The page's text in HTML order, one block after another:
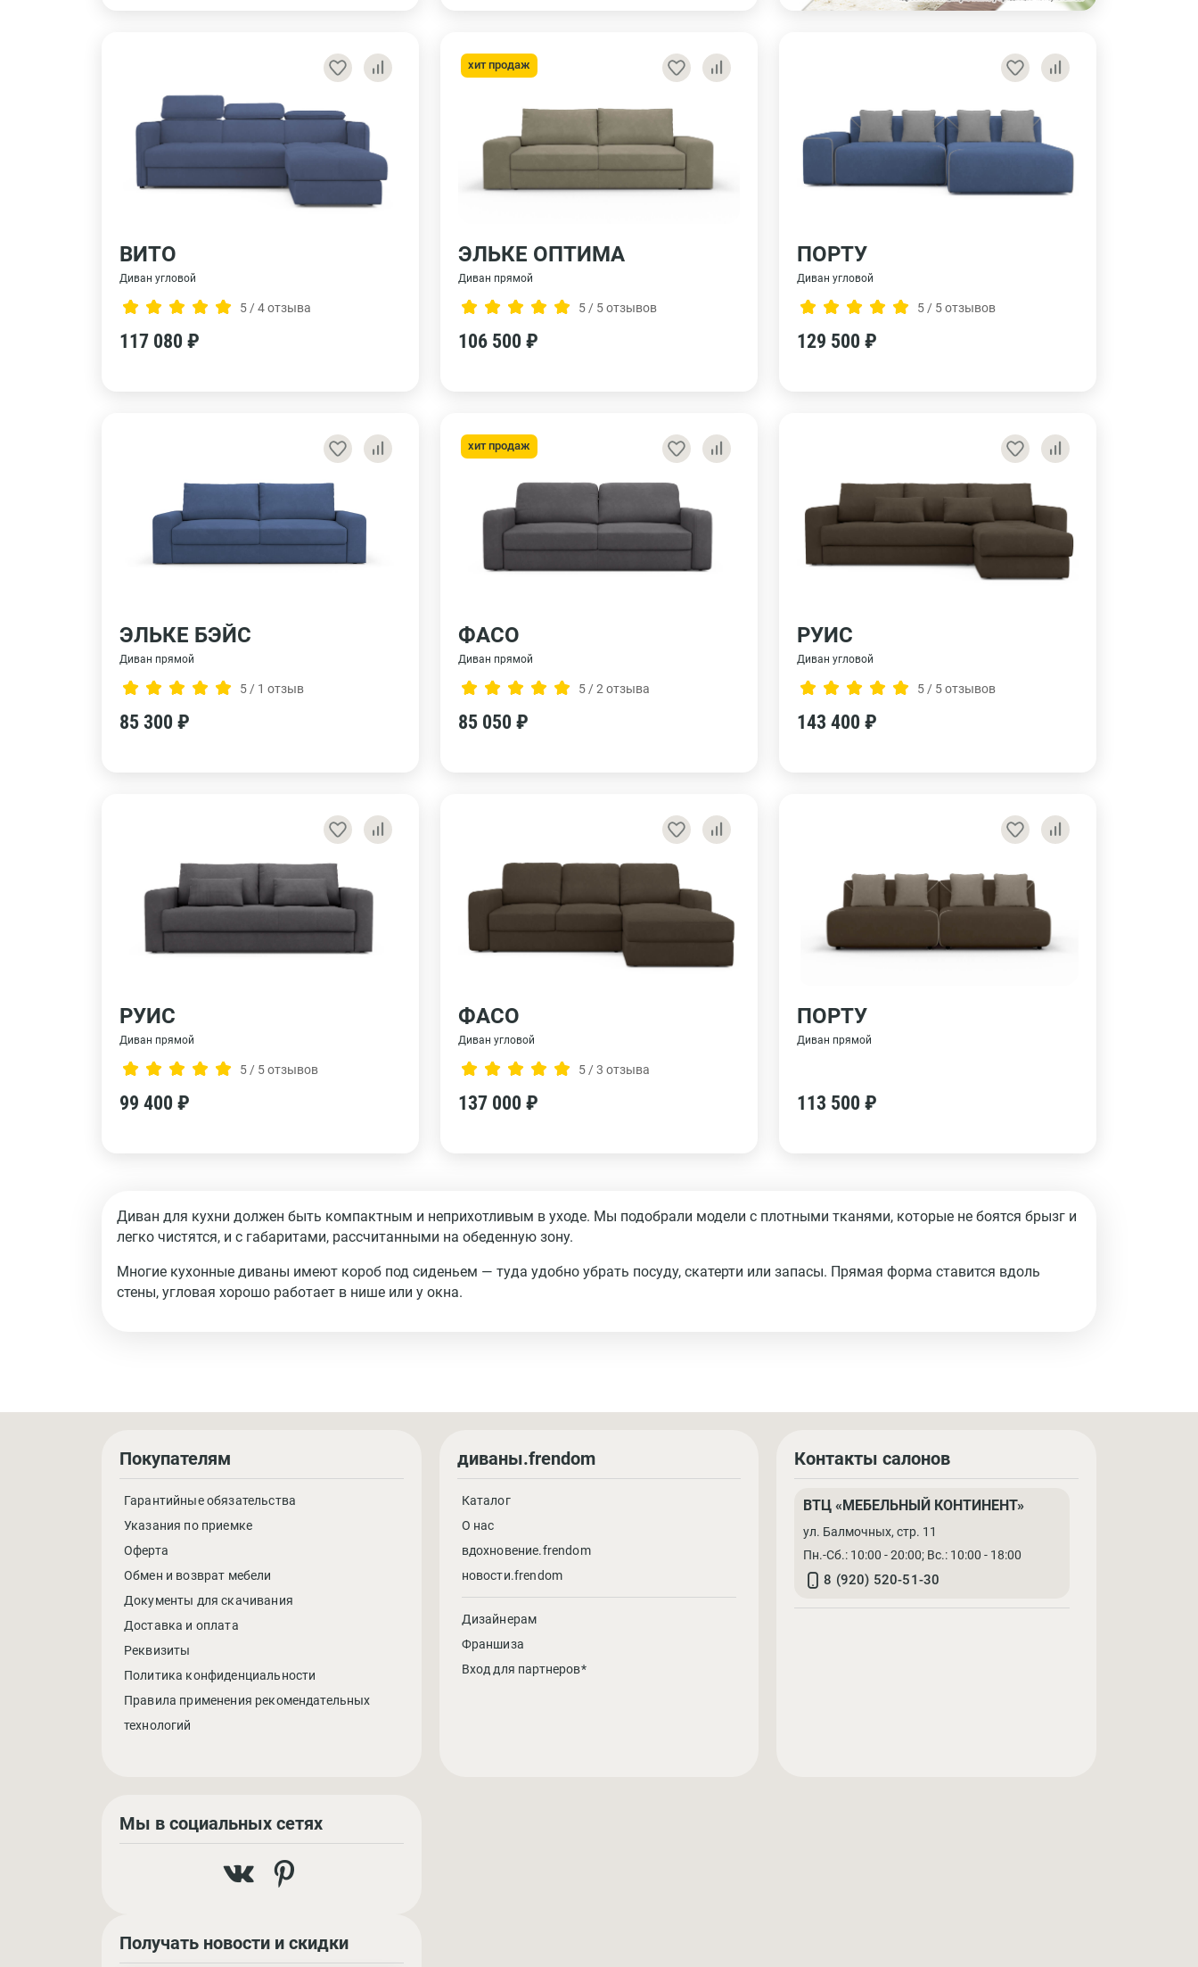
ВИТО
Диван угловой
5 / 4 отзыва
117 080 ₽
хит продаж
ЭЛЬКЕ ОПТИМА
Диван прямой
5 / 5 отзывов
106 500 ₽
ПОРТУ
Диван угловой
5 / 5 отзывов
129 500 ₽
ЭЛЬКЕ БЭЙС
Диван прямой
5 / 1 отзыв
85 300 ₽
хит продаж
ФАСО
Диван прямой
5 / 2 отзыва
85 050 ₽
РУИС
Диван угловой
5 / 5 отзывов
143 400 ₽
РУИС
Диван прямой
5 / 5 отзывов
99 400 ₽
ФАСО
Диван угловой
5 / 3 отзыва
137 000 ₽
ПОРТУ
Диван прямой
113 500 ₽
Диван для кухни должен быть компактным и неприхотливым в уходе. Мы подобрали модели с плотными тканями, которые не боятся брызг и
легко чистятся, и с габаритами, рассчитанными на обеденную зону.
Многие кухонные диваны имеют короб под сиденьем — туда удобно убрать посуду, скатерти или запасы. Прямая форма ставится вдоль
стены, угловая хорошо работает в нише или у окна.
Покупателям
Гарантийные обязательства
Указания по приемке
Оферта
Обмен и возврат мебели
Документы для скачивания
Доставка и оплата
Реквизиты
Политика конфиденциальности
Правила применения рекомендательных
технологий
диваны.frendom
Каталог
О нас
вдохновение.frendom
новости.frendom
Дизайнерам
Франшиза
Вход для партнеров*
Контакты салонов
ВТЦ «МЕБЕЛЬНЫЙ КОНТИНЕНТ»
ул. Балмочных, стр. 11
Пн.-Сб.: 10:00 - 20:00; Вс.: 10:00 - 18:00
8 (920) 520-51-30
Мы в социальных сетях
Получать новости и скидки